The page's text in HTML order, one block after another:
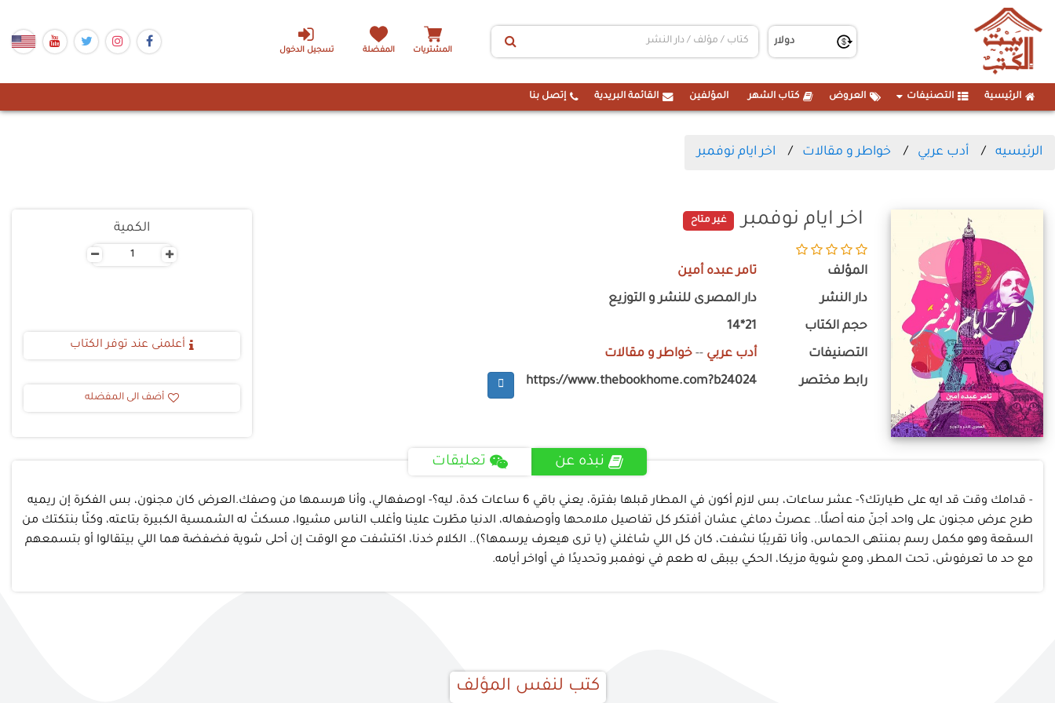
تسجيل الدخول المشتريات المفضلة
الرئيسية التصنيفات العروض كتاب الشهر المؤلفين القائمة البريدية إتصل بنا
الرئيسيه أدب عربي خواطر و مقالات اخر ايام نوفمبر
اخر ايام نوفمبر غير متاح
المؤلف تامر عبده أمين
دار النشر دار المصرى للنشر و التوزيع
حجم الكتاب 21*14
التصنيفات أدب عربي -- خواطر و مقالات
رابط مختصر https://www.thebookhome.com?b24024
الكمية
- +
أعلمنى عند توفر الكتاب
أضف الى المفضله
نبذه عن تعليقات
- قدامك وقت قد ايه على طيارتك؟- عشر ساعات، بس لازم أكون في المطار قبلها بفترة، يعني باقي 6 ساعات كدة، ليه؟- اوصفهالي، وأنا هرسمها من وصفك.العرض كان مجنون، بس الفكرة إن ريميه
طرح عرض مجنون على واحد أجنّ منه أصلًا.. عصرتْ دماغي عشان أفتكر كل تفاصيل ملامحها وأوصفهاله، الدنيا مطّرت علينا وأغلب الناس مشيوا، مسكتْ له الشمسية الكبيرة بتاعته، وكنّا بنتكتك من
السقعة وهو مكمل رسم بمنتهى الحماس، وأنا تقريبًا نشفت، كان كل اللي شاغلني (يا ترى هيعرف يرسمها؟).. الكلام خدنا، اكتشفت مع الوقت إن أحلى شوية فضفضة هما اللي بيتقالوا أو بتسمعهم
مع حد ما تعرفوش، تحت المطر، ومع شوية مزيكا، الحكي بيبقى له طعم في نوفمبر وتحديدًا في أواخر أيامه.
كتب لنفس المؤلف